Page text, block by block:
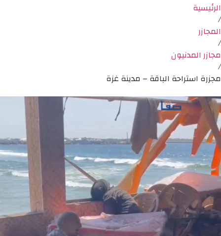
الرئيسية
/
المجازر
/
مجازر المدنيون
/
مجزرة استراحة الباقة – مدينة غزة